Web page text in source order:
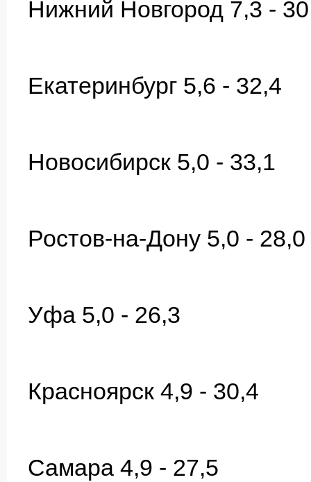
Нижний Новгород 7,3 -
Екатеринбург 5,6 - 32,4
Новосибирск 5,0 - 33,1
Ростов-на-Дону 5,0 - 28,0
Уфа 5,0 - 26,3
Красноярск 4,9 - 30,4
Самара 4,9 - 27,5